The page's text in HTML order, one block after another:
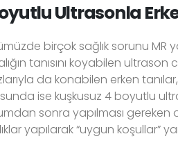
Ultrasonla
birçok sağlık sorunu MR
tanısını koyabilen
da konabilen erken
ise kuşkusuz 4 boyutlu
sonra yapılması
yapılarak “uygun koşullar”